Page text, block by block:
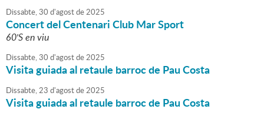
Dissabte,30 d'agostde2025
Concert del Centenari Club Mar Sport
60'S en viu
Dissabte,30 d'agostde2025
Visita guiada al retaule barroc de Pau Costa
Dissabte,23 d'agostde2025
Visita guiada al retaule barroc de Pau Costa